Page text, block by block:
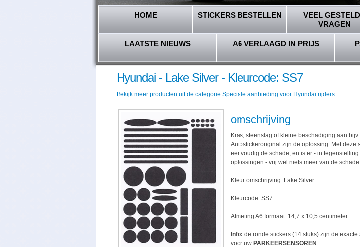
HOME STICKERS BESTELLEN
VEEL
VRAGEN
LAATSTE NIEUWS A6 VERLAAGD IN PRIJS
Hyundai - Lake Silver - Kleurcode: SS7
Bekijk meer producten uit de categorie Speciale aanbieding voor Hyundai rijders.
omschrijving
Kras, steenslag of kleine beschadiging aan
Autostickeroriginal zijn de oplossing. Met deze
eenvoudig de schade, en is er - in
oplossingen - vrij wel niets meer van de
Kleur omschrijving: Lake Silver.
Kleurcode: SS7.
Afmeting A6 formaat: 14,7 x 10,5 centimeter.
Info: de ronde stickers (14 stuks) zijn de exacte
voor uw PARKEERSENSOREN .